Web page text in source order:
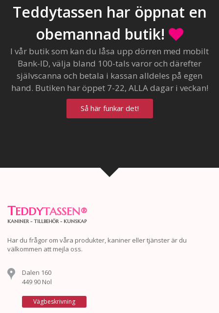
Teddytassen har öppnat en
obemannad butik!
I vår butik som kan du låsa upp dörren med mobilt
Bank-ID, välja bland 100-tals varor och därefter
självscanna och betala i kassan alldeles på egen
hand. Butiken har öppet 7-22, ALLA dagar i veckan!
Så här funkar det!
TEDDYTASSEN®
KANINER - TILLBEHÖR - KUNSKAP
Har du frågor om våra produkter, kaniner eller tjänster är du
välkommen att mejla oss.
Dalen 160
449 90 Nol
Vägbeskrivning